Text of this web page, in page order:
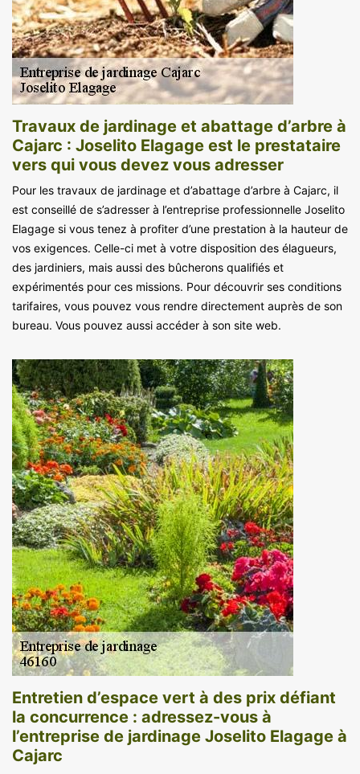
Travaux de jardinage et abattage d’arbre à
Cajarc : Joselito Elagage est le prestataire
vers qui vous devez vous adresser
Pour les travaux de jardinage et d’abattage d’arbre à Cajarc, il
est conseillé de s’adresser à l’entreprise professionnelle Joselito
Elagage si vous tenez à profiter d’une prestation à la hauteur de
vos exigences. Celle-ci met à votre disposition des élagueurs,
des jardiniers, mais aussi des bûcherons qualifiés et
expérimentés pour ces missions. Pour découvrir ses conditions
tarifaires, vous pouvez vous rendre directement auprès de son
bureau. Vous pouvez aussi accéder à son site web.
Entretien d’espace vert à des prix défiant
la concurrence : adressez-vous à
l’entreprise de jardinage Joselito Elagage à
Cajarc